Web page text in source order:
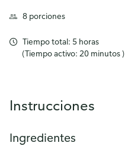
8 porciones
Tiempo total: 5 horas
(Tiempo activo: 20 minutos )
Instrucciones
Ingredientes